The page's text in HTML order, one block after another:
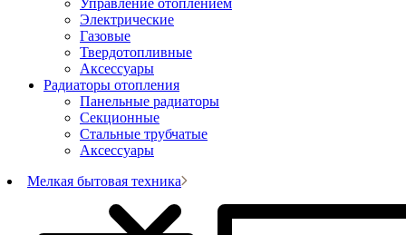
Электрические
Газовые
Твердотопливные
Аксессуары
Радиаторы отопления
Панельные радиаторы
Секционные
Стальные трубчатые
Аксессуары
Мелкая бытовая техника